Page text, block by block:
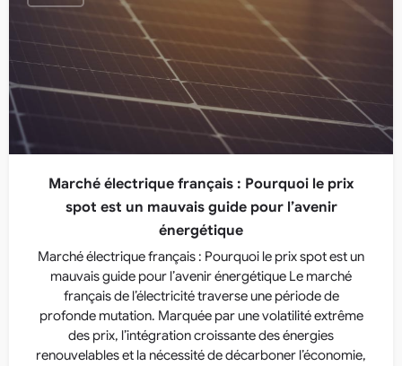
Marché électrique français : Pourquoi le prix
spot est un mauvais guide pour l’avenir
énergétique
Marché électrique français : Pourquoi le prix spot est un
mauvais guide pour l’avenir énergétique Le marché
français de l’électricité traverse une période de
profonde mutation. Marquée par une volatilité extrême
des prix, l’intégration croissante des énergies
renouvelables et la nécessité de décarboner l’économie,